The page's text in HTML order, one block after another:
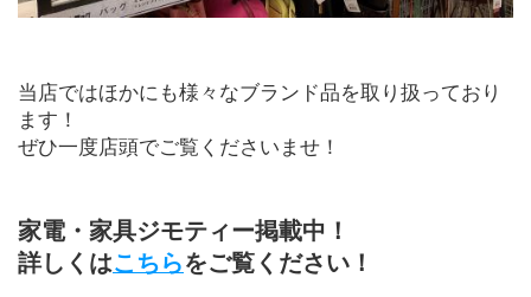
当店ではほかにも様々なブランド品を取り扱っており
ます！
ぜひ一度店頭でご覧くださいませ！
家電・家具ジモティー掲載中！
詳しくはこちらをご覧ください！